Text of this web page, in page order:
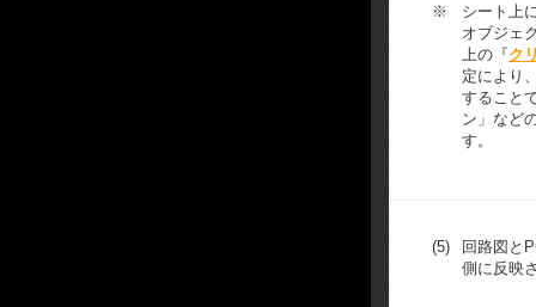
※
シート上
オブジェ
上の『ク
定により
すること
ン」など
す。
(5)
回路図と
側に反映